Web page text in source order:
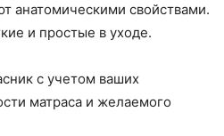
анатомическими свойствами.
и простые в уходе.
с учетом ваших
матраса и желаемого